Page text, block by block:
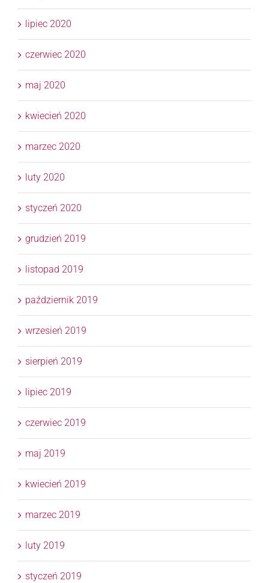
lipiec 2020
czerwiec 2020
maj 2020
kwiecień 2020
marzec 2020
luty 2020
styczeń 2020
grudzień 2019
listopad 2019
październik 2019
wrzesień 2019
sierpień 2019
lipiec 2019
czerwiec 2019
maj 2019
kwiecień 2019
marzec 2019
luty 2019
styczeń 2019